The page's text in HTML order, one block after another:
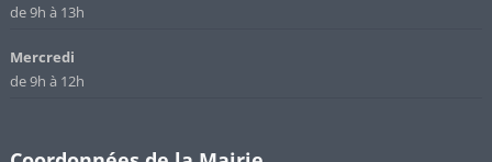
de 9h à 13h
Mercredi
de 9h à 12h